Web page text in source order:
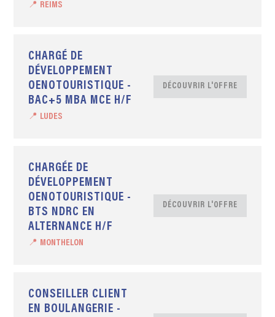
📍 REIMS
CHARGÉ DE
DÉVELOPPEMENT
OENOTOURISTIQUE -
BAC+5 MBA MCE H/F
📍 LUDES
DÉCOUVRIR L'OFFRE
CHARGÉE DE
DÉVELOPPEMENT
OENOTOURISTIQUE -
BTS NDRC EN
ALTERNANCE H/F
📍 MONTHELON
DÉCOUVRIR L'OFFRE
CONSEILLER CLIENT
EN BOULANGERIE -